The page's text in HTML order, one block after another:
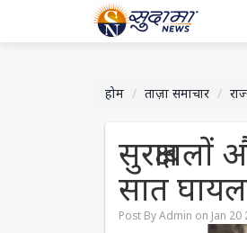
होम ताज़ा समाचार
सात घायल
Post By Admin on Jan 20